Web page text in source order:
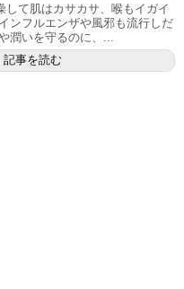
して肌はカサカサ、喉もイガイ
ンフルエンザや風邪も流行しだ
潤いを守るのに、...
記事を読む